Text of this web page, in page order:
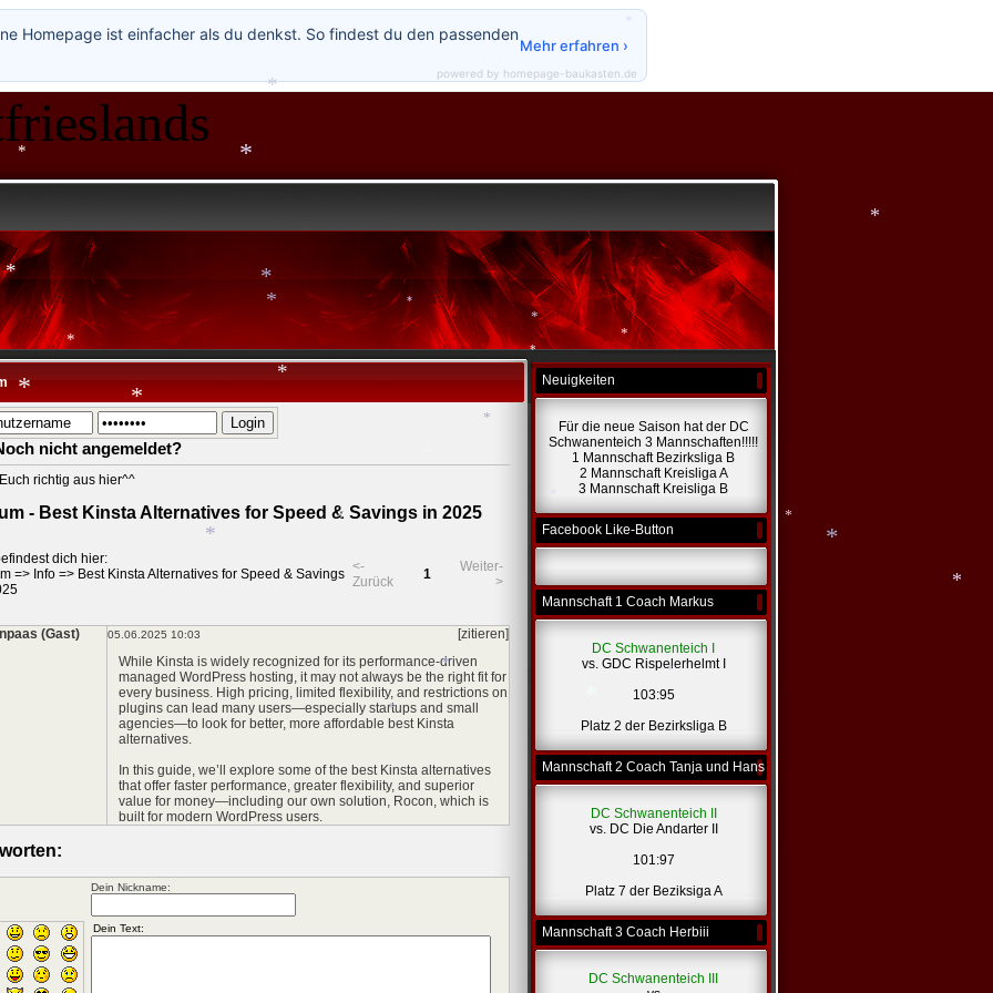
nicht angemeldet?
richtig aus hier^^
- Best Kinsta Alternatives for Speed & Savings in 2025
dich hier:
=> Info => Best Kinsta Alternatives for Speed & Savings <-
Zurück
1
Weiter-
>
(Gast) 05.06.2025 10:03
[zitieren]
While Kinsta is widely recognized for its performance-driven
managed WordPress hosting, it may not always be the right fit for
every business. High pricing, limited flexibility, and restrictions on
plugins can lead many users—especially startups and small
agencies—to look for better, more affordable best Kinsta
alternatives.
In this guide, we’ll explore some of the best Kinsta alternatives
that offer faster performance, greater flexibility, and superior
value for money—including our own solution, Rocon, which is
built for modern WordPress users.
Dein Nickname:
Neuigkeiten
Für die neue Saison hat der DC
Schwanenteich 3 Mannschaften!!!!!
1 Mannschaft Bezirksliga B
2 Mannschaft Kreisliga A
3 Mannschaft Kreisliga B
Facebook Like-Button
Mannschaft 1 Coach Markus
DC Schwanenteich I
vs. GDC Rispelerhelmt I
103:95
Platz 2 der Bezirksliga B
Mannschaft 2 Coach Tanja und Hans
DC Schwanenteich II
vs. DC Die Andarter II
101:97
Platz 7 der Beziksiga A
Mannschaft 3 Coach Herbiii
DC Schwanenteich III
Homepage ist einfacher als du denkst. So findest du den passenden
Mehr erfahren ›
powered by homepage-baukasten.de
*
*
*
*
*
*
*
*
*
*
*
*
*
*
*